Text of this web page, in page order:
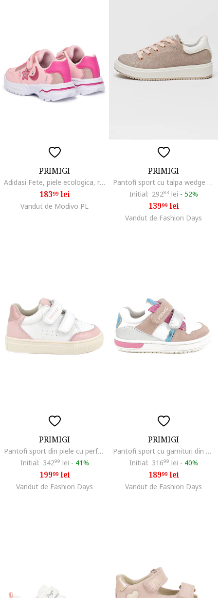
PRIMIGI
Adidasi Fete, piele ecologica, roz
18399lei
Vandut de Modivo PL
PRIMIGI
Pantofi sport cu talpa wedge si aspect stralucitor, Alb/Roz prafuit
Initial: 29283 lei - 52%
13999lei
Vandut de Fashion Days
PRIMIGI
Pantofi sport din piele cu perforatii, Alb/Roz pastel/Roz pal
Initial: 34299 lei - 41%
19999lei
Vandut de Fashion Days
PRIMIGI
Pantofi sport cu garnituri din piele si segment dublu cu inchidere velcro, Alb/Roz/Albastru deschis
Initial: 31699 lei - 40%
18999lei
Vandut de Fashion Days